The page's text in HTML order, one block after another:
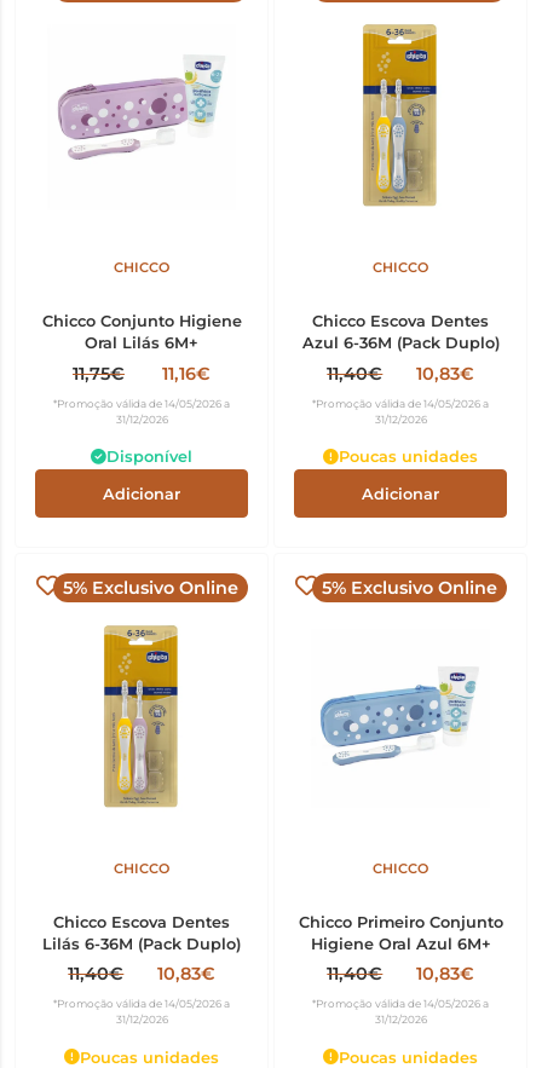
CHICCO
Chicco Conjunto Higiene
Oral Lilás 6M+
11,75€ 11,16€
*Promoção válida de 14/05/2026 a
31/12/2026
Disponível
Adicionar
CHICCO
Chicco Escova Dentes
Azul 6-36M (Pack Duplo)
11,40€ 10,83€
*Promoção válida de 14/05/2026 a
31/12/2026
Poucas unidades
Adicionar
5% Exclusivo Online
CHICCO
Chicco Escova Dentes
Lilás 6-36M (Pack Duplo)
11,40€ 10,83€
*Promoção válida de 14/05/2026 a
31/12/2026
Poucas unidades
5% Exclusivo Online
CHICCO
Chicco Primeiro Conjunto
Higiene Oral Azul 6M+
11,40€ 10,83€
*Promoção válida de 14/05/2026 a
31/12/2026
Poucas unidades